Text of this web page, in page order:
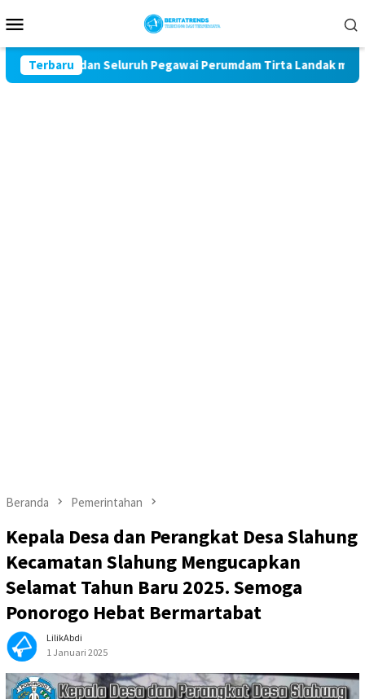
ke
Mobile
Terbaru
dan Seluruh Pegawai Perumdam Tirta Landak
Beranda Pemerintahan
Kepala Desa dan Perangkat Desa Slahung
Kecamatan Slahung Mengucapkan
Selamat Tahun Baru 2025. Semoga
Ponorogo Hebat Bermartabat
LilikAbdi
1 Januari 2025